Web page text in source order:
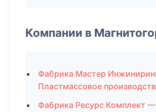
Компании в
Фабрика Мастер
Пластмассовое
Фабрика Ресурс Комплект —